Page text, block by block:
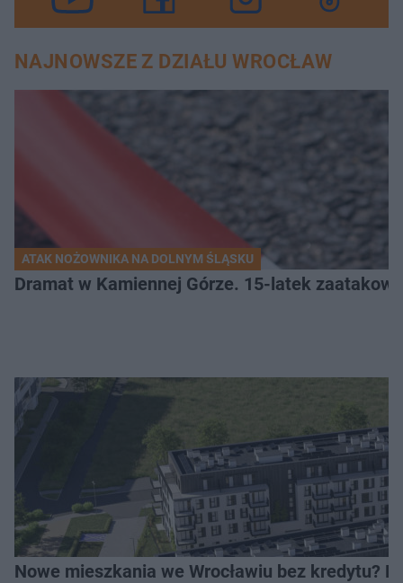
NAJNOWSZE Z DZIAŁU WROCŁAW
ATAK NOŻOWNIKA NA DOLNYM ŚLĄSKU
Dramat w Kamiennej Górze. 15-latek
Nowe mieszkania we Wrocławiu bez kredytu?